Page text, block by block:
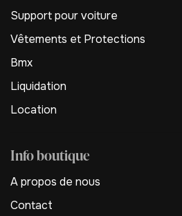
Support pour voiture
Vêtements et Protections
Bmx
Liquidation
Location
Info boutique
A propos de nous
Contact